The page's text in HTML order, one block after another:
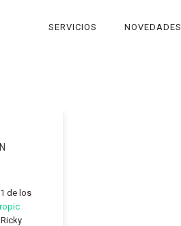
SERVICIOS NOVEDADES
de los